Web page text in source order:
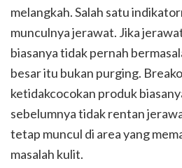
melangkah. Salah satu
munculnya jerawat. Jika
biasanya tidak pernah
besar itu bukan purging.
ketidakcocokan produk
sebelumnya tidak rentan
tetap muncul di area yang
masalah kulit.